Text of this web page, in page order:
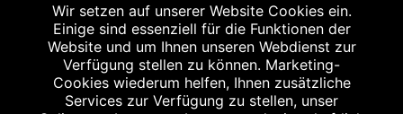
Apothekenerstattungspreis (AEP). Der AEP ist keine
unverbindliche Preisempfehlung der Hersteller. Der AEP ist
ein von den Apotheken in Ansatz gebrachter Preis für
rezeptfreie Arzneimittel. Er entspricht in der Höhe dem für
Apotheken verbindlichen Abgabepreis, zu dem eine
Wir setzen auf unserer Website Cookies ein.
Einige sind essenziell für die Funktionen der
Website und um Ihnen unseren Webdienst zur
Verfügung stellen zu können. Marketing-
Cookies wiederum helfen, Ihnen zusätzliche
Services zur Verfügung zu stellen, unser